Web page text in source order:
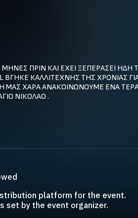
ΠΡΙΝ ΚΑΙ ΕΧΕΙ ΞΕΠΕΡΑΣΕΙ ΗΔΗ
ΒΓΗΚΕ ΚΑΛΛΙΤΕΧΝΗΣ ΤΗΣ ΧΡΟΝΙΑΣ
ΜΑΣ ΧΑΡΑ ΑΝΑΚΟΙΝΩΝΟΥΜΕ ΕΝΑ
ΝΙΚΟΛΑΟ .
platform for the event.
set by the event organizer.